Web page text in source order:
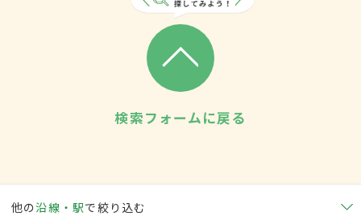
検索フォームに戻る
他の沿線・駅で絞り込む